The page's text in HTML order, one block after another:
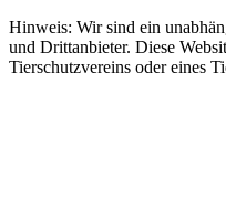
Hinweis: Wir sind ein
und Drittanbieter. Diese
Tierschutzvereins oder eines